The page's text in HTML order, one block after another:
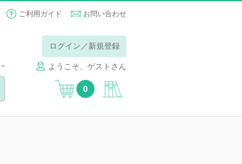
ご利用ガイド お問い合わせ
ログイン／新規登録
ようこそ、ゲストさん
0